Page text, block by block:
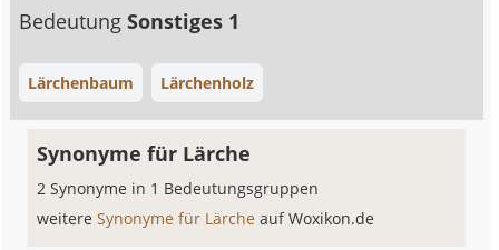
BedeutungSonstiges 1
Lärchenbaum Lärchenholz
Synonyme für Lärche
2 Synonyme in 1 Bedeutungsgruppen
weitereSynonyme für Lärcheauf Woxikon.de